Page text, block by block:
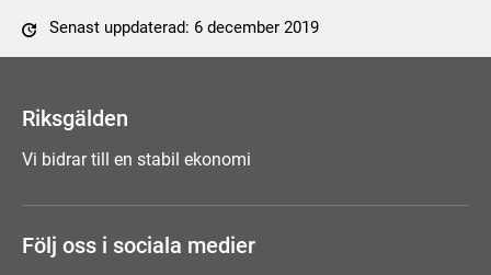
Senast uppdaterad: 6 december 2019
Riksgälden
Vi bidrar till en stabil ekonomi
Följ oss i sociala medier